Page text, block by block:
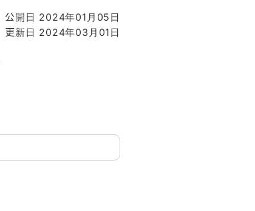
公開日 2024年01月05日
更新日 2024年03月01日